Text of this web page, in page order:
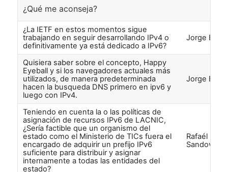
¿Qué me aconseja?
¿La IETF en estos momentos sigue
trabajando en seguir desarrollando IPv4 o
definitivamente ya está dedicado a IPv6?
Jorge
Quisiera saber sobre el concepto, Happy
Eyeball y si los navegadores actuales más
utilizados, de manera predeterminada
hacen la busqueda DNS primero en ipv6 y
luego con IPv4.
Jorge
Teniendo en cuenta la o las políticas de
asignación de recursos IPv6 de LACNIC,
¿Sería factible que un organismo del
estado como el Ministerio de TICs fuera el
encargado de adquirir un prefijo IPv6
suficiente para distribuir y asignar
internamente a todas las entidades del
estado?
Rafaél
Sandoval